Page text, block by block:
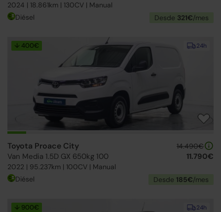
2024 | 18.861km | 130CV | Manual
Diésel Desde 321€/mes
24h
↓ 400€
Toyota Proace City
Van Media 1.5D GX 650kg 100
2022 | 95.237km | 100CV | Manual
14.490€
11.790€
Diésel Desde 185€/mes
24h
↓ 900€